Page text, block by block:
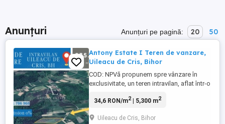
Anunțuri Anunțuri pe pagină: 20 50
Antony Estate I Teren de vanzare,
Uileacu de Cris, Bihor
COD: NPVă propunem spre vânzare în
exclusivitate, un teren intravilan, aflat într-o
Uileacu de Cris, Bihor, 21 de KM fata de
terenului este de 5.300 m².Prețul terenului
34,6 RON/m2| 5,300 m2
Uileacu de Cris, Bihor